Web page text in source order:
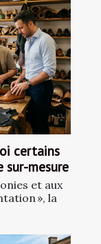
certains
sur-mesure
et aux
», la